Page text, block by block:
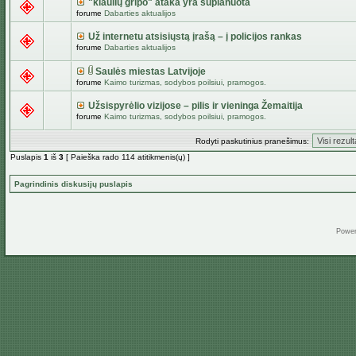
"kiaulių gripo" ataka yra suplanuota
forume Dabarties aktualijos
Už internetu atsisiųstą įrašą – į policijos rankas
forume Dabarties aktualijos
Saulės miestas Latvijoje
forume Kaimo turizmas, sodybos poilsiui, pramogos.
Užsispyrėlio vizijose – pilis ir vieninga Žemaitija
forume Kaimo turizmas, sodybos poilsiui, pramogos.
Rodyti paskutinius pranešimus:
Puslapis 1 iš 3 [ Paieška rado 114 atitikmenis(ų) ]
Pagrindinis diskusijų puslapis